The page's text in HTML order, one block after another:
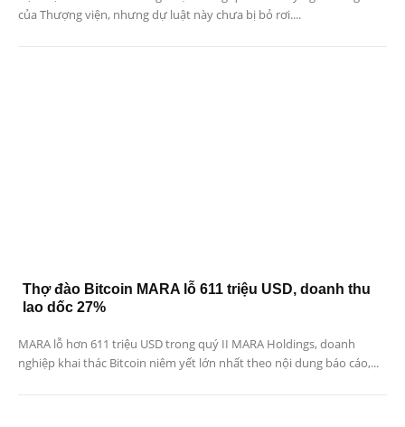
của Thượng viện, nhưng dự luật này chưa bị bỏ rơi....
Thợ đào Bitcoin MARA lỗ 611 triệu USD, doanh thu
lao dốc 27%
MARA lỗ hơn 611 triệu USD trong quý II MARA Holdings, doanh
nghiệp khai thác Bitcoin niêm yết lớn nhất theo nội dung báo cáo,...